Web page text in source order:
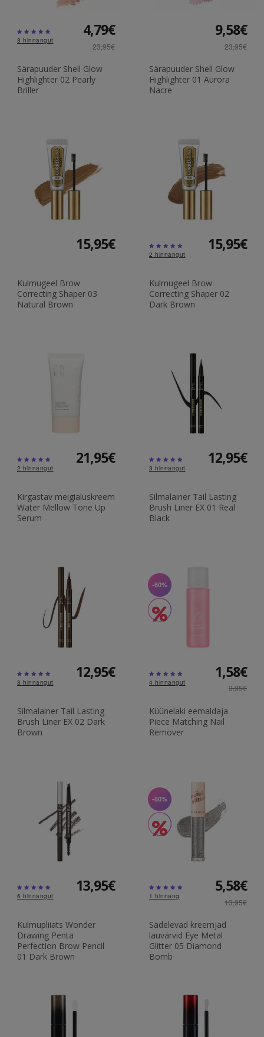
3 hinnangut
4,79€
23,95€
Särapuuder Shell Glow
Highlighter 02 Pearly
Briller
9,58€
23,95€
Särapuuder Shell Glow
Highlighter 01 Aurora
Nacre
15,95€
Kulmugeel Brow
Correcting Shaper 03
Natural Brown
2 hinnangut
15,95€
Kulmugeel Brow
Correcting Shaper 02
Dark Brown
2 hinnangut
21,95€
Kirgastav meigialuskreem
Water Mellow Tone Up
Serum
3 hinnangut
12,95€
Silmalainer Tail Lasting
Brush Liner EX 01 Real
Black
3 hinnangut
12,95€
Silmalainer Tail Lasting
Brush Liner EX 02 Dark
Brown
-60%
4 hinnangut
1,58€
3,95€
Küünelaki eemaldaja
Piece Matching Nail
Remover
6 hinnangut
13,95€
Kulmupliiats Wonder
Drawing Penta
Perfection Brow Pencil
01 Dark Brown
-60%
1 hinnang
5,58€
13,95€
Sädelevad kreemjad
lauvärvid Eye Metal
Glitter 05 Diamond
Bomb